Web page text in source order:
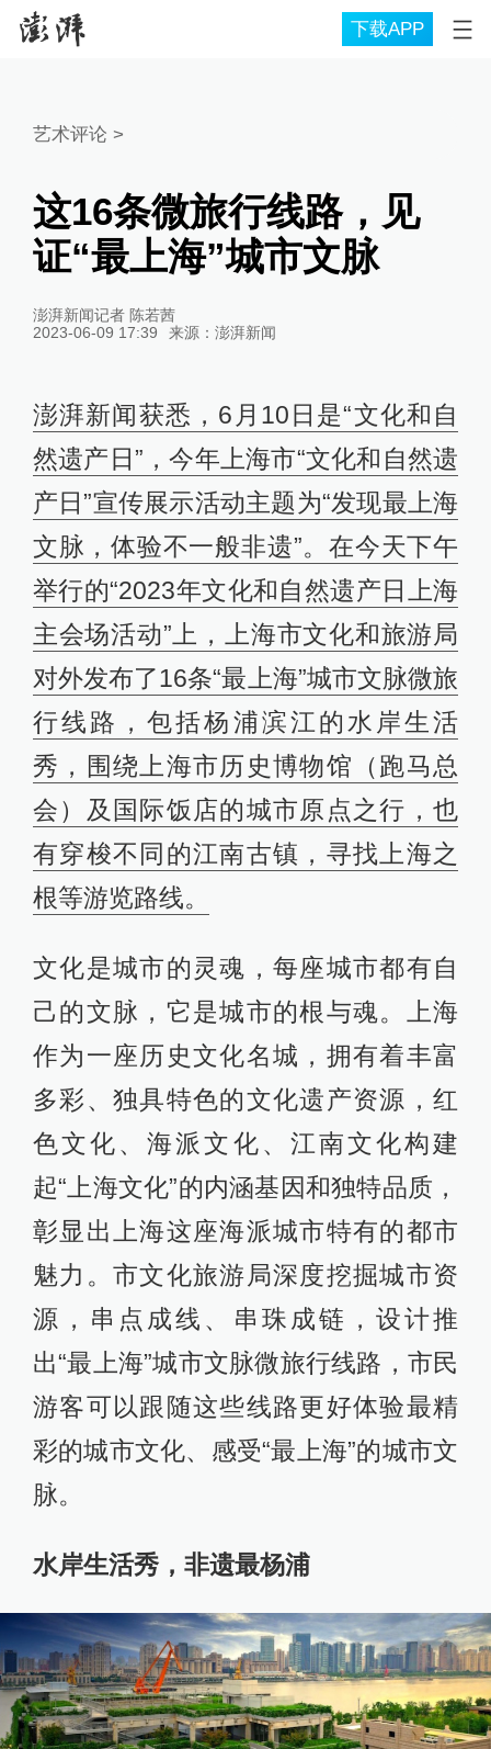
下载APP
艺术评论 >
这16条微旅行线路，见
证“最上海”城市文脉
澎湃新闻记者 陈若茜
2023-06-09 17:39
来源： 澎湃新闻
澎湃新闻获悉，6月10日是“文化和自
然遗产日”，今年上海市“文化和自然遗
产日”宣传展示活动主题为“发现最上海
文脉，体验不一般非遗”。在今天下午
举行的“2023年文化和自然遗产日上海
主会场活动”上，上海市文化和旅游局
对外发布了16条“最上海”城市文脉微旅
行线路，包括杨浦滨江的水岸生活
秀，围绕上海市历史博物馆（跑马总
会）及国际饭店的城市原点之行，也
有穿梭不同的江南古镇，寻找上海之
根等游览路线。
文化是城市的灵魂，每座城市都有自
己的文脉，它是城市的根与魂。上海
作为一座历史文化名城，拥有着丰富
多彩、独具特色的文化遗产资源，红
色文化、海派文化、江南文化构建
起“上海文化”的内涵基因和独特品质，
彰显出上海这座海派城市特有的都市
魅力。市文化旅游局深度挖掘城市资
源，串点成线、串珠成链，设计推
出“最上海”城市文脉微旅行线路，市民
游客可以跟随这些线路更好体验最精
彩的城市文化、感受“最上海”的城市文
脉。
水岸生活秀，非遗最杨浦